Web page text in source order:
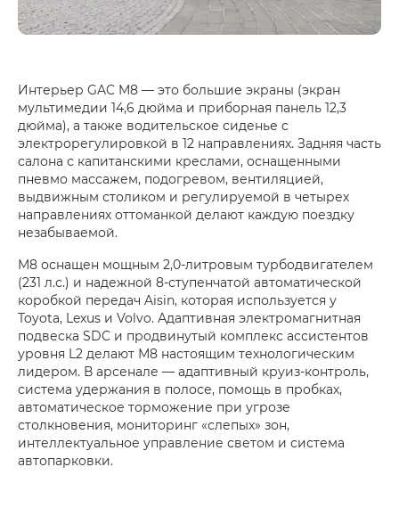
Интерьер GAC M8 — это большие экраны (экран
мультимедии 14,6 дюйма и приборная панель 12,3
дюйма), а также водительское сиденье с
электрорегулировкой в 12 направлениях. Задняя часть
салона с капитанскими креслами, оснащенными
пневмо массажем, подогревом, вентиляцией,
выдвижным столиком и регулируемой в четырех
направлениях оттоманкой делают каждую поездку
незабываемой.
M8 оснащен мощным 2,0-литровым турбодвигателем
(231 л.с.) и надежной 8-ступенчатой автоматической
коробкой передач Aisin, которая используется у
Toyota, Lexus и Volvo. Адаптивная электромагнитная
подвеска SDC и продвинутый комплекс ассистентов
уровня L2 делают М8 настоящим технологическим
лидером. В арсенале — адаптивный круиз-контроль,
система удержания в полосе, помощь в пробках,
автоматическое торможение при угрозе
столкновения, мониторинг «слепых» зон,
интеллектуальное управление светом и система
автопарковки.